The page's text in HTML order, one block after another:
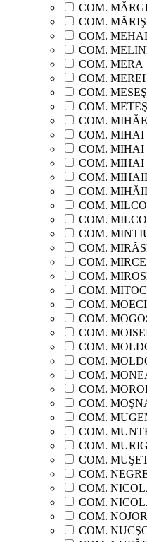
COM.
COM.
COM.
COM.
COM. MERA
COM. MEREI
COM.
COM. METEŞ
COM.
COM. MIHAI
COM.
COM.
COM.
COM.
COM.
COM.
COM.
COM.
COM.
COM.
COM.
COM.
COM.
COM.
COM.
COM.
COM.
COM.
COM.
COM.
COM.
COM.
COM.
COM.
COM.
COM.
COM.
COM.